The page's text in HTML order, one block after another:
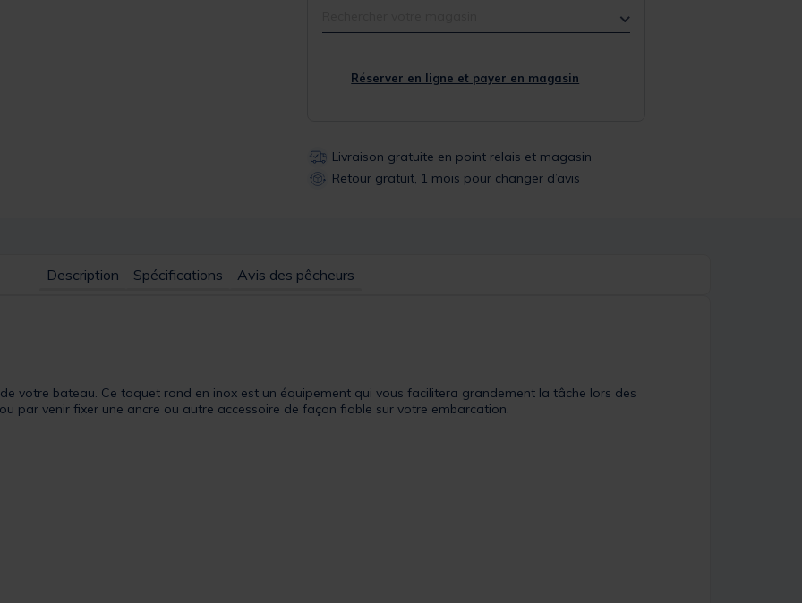
Réserver en ligne et payer en magasin
Livraison gratuite en point relais et magasin
Retour gratuit, 1 mois pour changer d’avis
Description Spécifications Avis des pêcheurs
votre bateau. Ce taquet rond en inox est un équipement qui vous facilitera grandement la tâche lors des
par venir fixer une ancre ou autre accessoire de façon fiable sur votre embarcation.